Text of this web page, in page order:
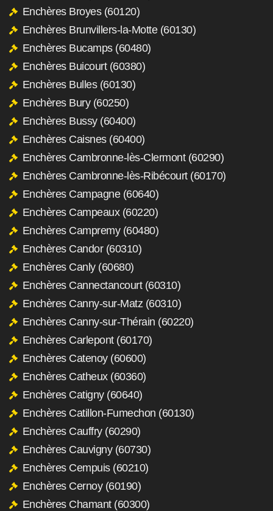
Enchères Broyes (60120)
Enchères Brunvillers-la-Motte (60130)
Enchères Bucamps (60480)
Enchères Buicourt (60380)
Enchères Bulles (60130)
Enchères Bury (60250)
Enchères Bussy (60400)
Enchères Caisnes (60400)
Enchères Cambronne-lès-Clermont (60290)
Enchères Cambronne-lès-Ribécourt (60170)
Enchères Campagne (60640)
Enchères Campeaux (60220)
Enchères Campremy (60480)
Enchères Candor (60310)
Enchères Canly (60680)
Enchères Cannectancourt (60310)
Enchères Canny-sur-Matz (60310)
Enchères Canny-sur-Thérain (60220)
Enchères Carlepont (60170)
Enchères Catenoy (60600)
Enchères Catheux (60360)
Enchères Catigny (60640)
Enchères Catillon-Fumechon (60130)
Enchères Cauffry (60290)
Enchères Cauvigny (60730)
Enchères Cempuis (60210)
Enchères Cernoy (60190)
Enchères Chamant (60300)